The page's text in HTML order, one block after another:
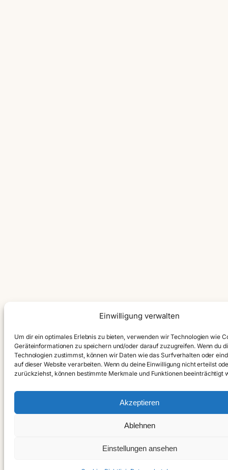
Einwilligung verwalten
Um dir ein optimales Erlebnis zu bieten, verwenden wir Technologien wie
Geräteinformationen zu speichern und/oder darauf zuzugreifen. Wenn du
Technologien zustimmst, können wir Daten wie das Surfverhalten oder
auf dieser Website verarbeiten. Wenn du deine Einwilligung nicht erteilst
zurückziehst, können bestimmte Merkmale und Funktionen beeinträchtigt
Akzeptieren
Ablehnen
Einstellungen ansehen